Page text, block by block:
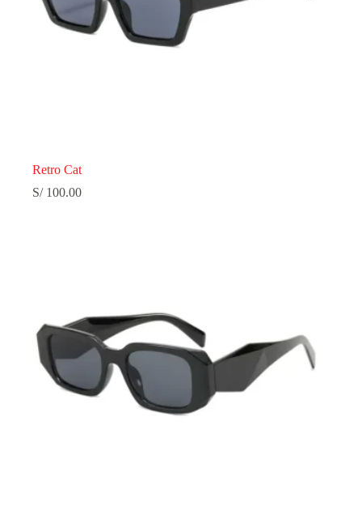
Retro Cat
S/100.00